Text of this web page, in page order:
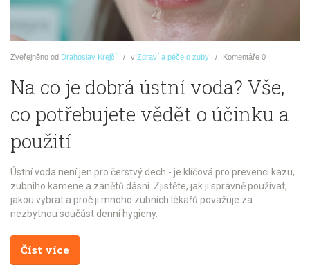
Zveřejněno od Drahoslav Krejčí v Zdraví a péče o zuby Komentáře 0
Na co je dobrá ústní voda? Vše,
co potřebujete vědět o účinku a
použití
Ústní voda není jen pro čerstvý dech - je klíčová pro prevenci kazu,
zubního kamene a zánětů dásní. Zjistěte, jak ji správně používat,
jakou vybrat a proč ji mnoho zubních lékařů považuje za
nezbytnou součást denní hygieny.
Číst více